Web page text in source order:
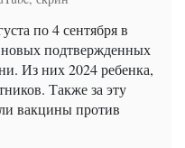
по 4 сентября в
подтвержденных
Из них 2024 ребенка,
Также за эту
вакцины против